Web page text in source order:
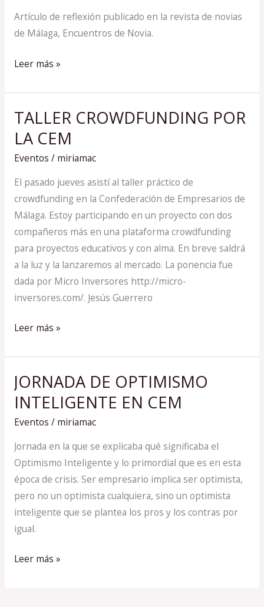
Artículo de reflexión publicado en la revista de novias
de Málaga, Encuentros de Novia.
NOVIO
CONO?
Leer más »
TALLER CROWDFUNDING POR
LA CEM
Eventos / miriamac
El pasado jueves asistí al taller práctico de
crowdfunding en la Confederación de Empresarios de
Málaga. Estoy participando en un proyecto con dos
compañeros más en una plataforma crowdfunding
para proyectos educativos y con alma. En breve saldrá
a la luz y la lanzaremos al mercado. La ponencia fue
dada por Micro Inversores http://micro-
inversores.com/. Jesús Guerrero
TALLER
CROWDFUNDING
POR
LA
CEM
Leer más »
JORNADA DE OPTIMISMO
INTELIGENTE EN CEM
Eventos / miriamac
Jornada en la que se explicaba qué significaba el
Optimismo Inteligente y lo primordial que es en esta
época de crisis. Ser empresario implica ser optimista,
pero no un optimista cualquiera, sino un optimista
inteligente que se plantea los pros y los contras por
igual.
JORNADA
DE
OPTIMISMO
INTELIGENTE
EN
CEM
Leer más »